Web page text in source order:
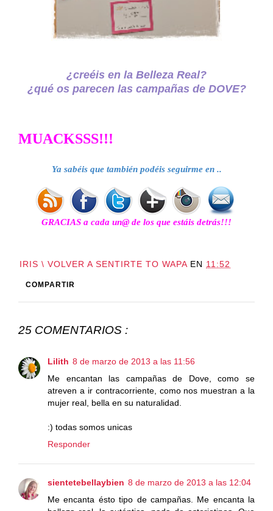
¿creéis en la Belleza Real?
¿qué os parecen las campañas de DOVE?
MUACKSSS!!!
Ya sabéis que también podéis seguirme en ..
GRACIAS a cada un@ de los que estáis detrás!!!
IRIS \ VOLVER A SENTIRTE TO WAPA EN 11:52
COMPARTIR
25 COMENTARIOS :
Lilith 8 de marzo de 2013 a las 11:56
Me encantan las campañas de Dove, como se
atreven a ir contracorriente, como nos muestran a la
mujer real, bella en su naturalidad.
:) todas somos unicas
Responder
sientetebellaybien 8 de marzo de 2013 a las 12:04
Me encanta ésto tipo de campañas. Me encanta la